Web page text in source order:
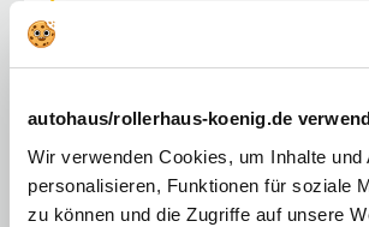
autohaus/rollerhaus-koenig.de
Wir verwenden Cookies, um Inhalte und
personalisieren, Funktionen für soziale
zu können und die Zugriffe auf unsere
Gurtwarner
Notbremsassistent mit
Geschwindigkeitswarner
eCall-Notrufsystem